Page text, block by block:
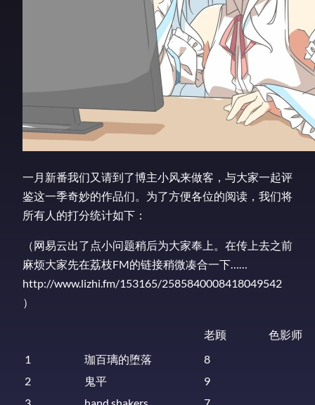
一月新番我们又请到了博主小风来做客，与大家一起评
鉴这一季奇妙的作品们。为了方便各位的阅读，我们将
所有人的打分统计如下：
（网易云出了点小问题稍后为大家奉上。在传上去之前
麻烦大家先在荔枝FM的链接稍微凑合一下……
http://www.lizhi.fm/153165/2585840008418049542
）
老顾
色影师
1
珈百璃的堕落
8
2
鬼平
9